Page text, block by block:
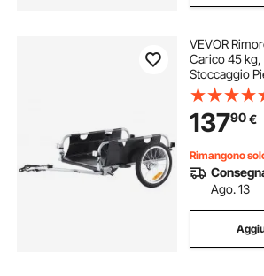
VEVOR
Carico 45 kg,
Stoccaggio
Universale,
per Ruote da
711,2 mm
13790€
Rimangono
Ago. 13